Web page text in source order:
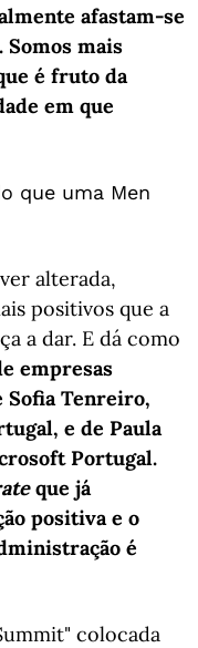
afastam-se
Somos mais
é fruto da
em que
que uma Men
alterada,
positivos que a
a dar. E dá como
empresas
Sofia Tenreiro,
e de Paula
Portugal.
que já
positiva e o
é
colocada